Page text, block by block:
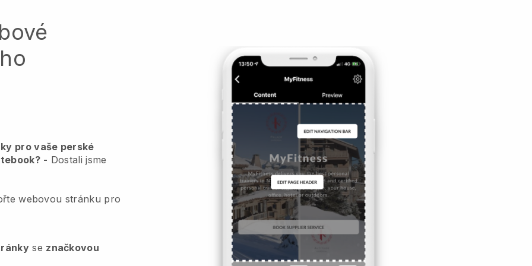
pro vaše perské
- Dostali jsme
webovou stránku pro
se značkovou